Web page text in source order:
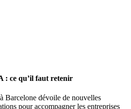
: ce qu’il faut retenir
Barcelone dévoile de nouvelles
pour accompagner les entreprises